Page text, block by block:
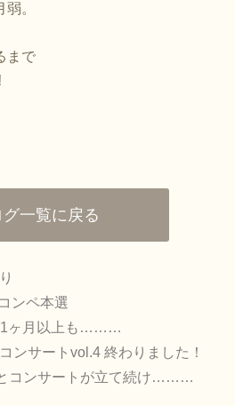
。
まで
グ一覧に戻る
ンペ本選
1ヶ月以上も………
ンサートvol.4 終わりました！
コンサートが立て続け………